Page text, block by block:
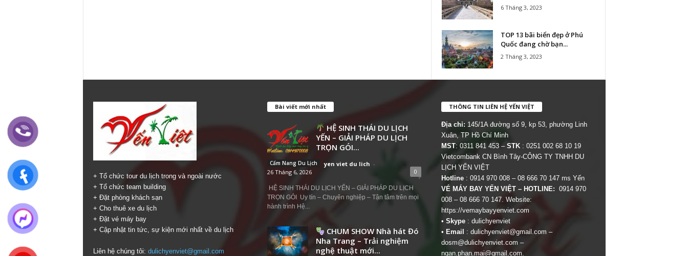
6 Tháng 3, 2023
TOP 13 bãi biển đẹp ở Phú
Quốc đang chờ bạn...
2 Tháng 3, 2023
+ Tổ chức tour du lịch trong và ngoài nước
+ Tổ chức team building
+ Đặt phòng khách sạn
+ Cho thuê xe du lịch
+ Đặt vé máy bay
+ Cập nhật tin tức, sự kiện mới nhất về du lịch
Liên hệ chúng tôi: dulichyenviet@gmail.com
Bài viết mới nhất
HỆ SINH THÁI DU LỊCH
YẾN – GIẢI PHÁP DU LỊCH
TRỌN GÓI...
Cẩm Nang Du Lịch yen viet du lich -
26 Tháng 6, 2026
0
HỆ SINH THÁI DU LỊCH YẾN – GIẢI PHÁP DU LỊCH
TRỌN GÓI Uy tín – Chuyên nghiệp – Tận tâm trên mọi
hành trình Hệ...
CHUM SHOW Nhà hát Đó
Nha Trang – Trải nghiệm
nghệ thuật mới...
THÔNG TIN LIÊN HỆ YẾN VIỆT
Địa chỉ: 145/1A đường số 9, kp 53, phường Linh
Xuân, TP Hồ Chí Minh
MST: 0311 841 453 – STK: 0251 002 68 10 19
Vietcombank CN Bình Tây-CÔNG TY TNHH DU
LỊCH YẾN VIỆT
Hotline : 0914 970 008 – 08 666 70 147 ms Yến
VÉ MÁY BAY YẾN VIỆT – HOTLINE: 0914 970
008 – 08 666 70 147. Website:
https://vemaybayyenviet.com
• Skype: dulichyenviet
• Email : dulichyenviet@gmail.com –
dosm@dulichyenviet.com –
ngan.phan.mai@gmail.com